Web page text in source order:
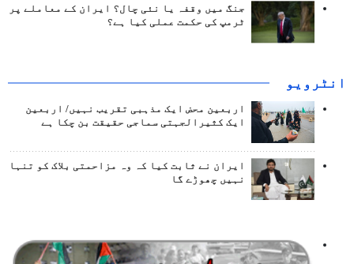
جنگ میں وقفہ یا نئی چال؟ ایران کے معاملے پر
ٹرمپ کی حکمت عملی کیا ہے؟
انٹرويو
اربعین محض ایک مذہبی تقریب نہیں/ اربعین
ایک کثیرالجہتی سماجی حقیقت بن چکا ہے
ایران نے ثابت کیا کہ وہ مزاحمتی بلاک کو تنہا
نہیں چھوڑے گا